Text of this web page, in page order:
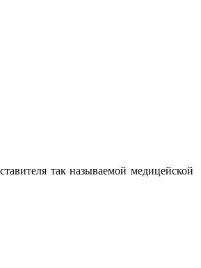
так называемой медицейской